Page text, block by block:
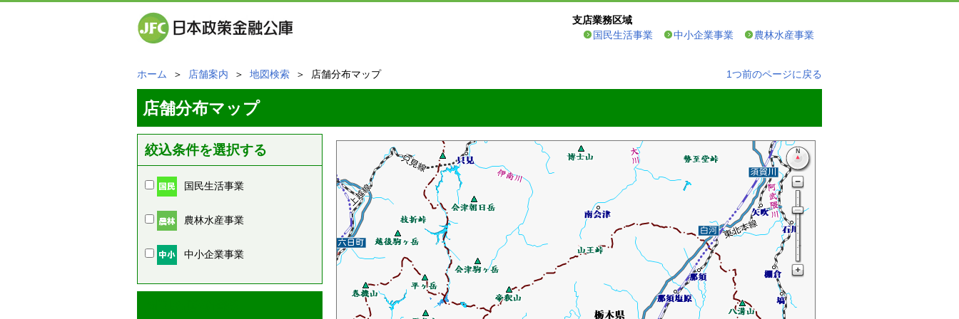
支店業務区域
国民生活事業
中小企業事業 農林水産事業
ホーム ＞ 店舗案内 ＞ 地図検索 ＞ 店舗分布マップ 1つ前のページに戻る
店舗分布マップ
絞込条件を選択する
国民生活事業
農林水産事業
中小企業事業